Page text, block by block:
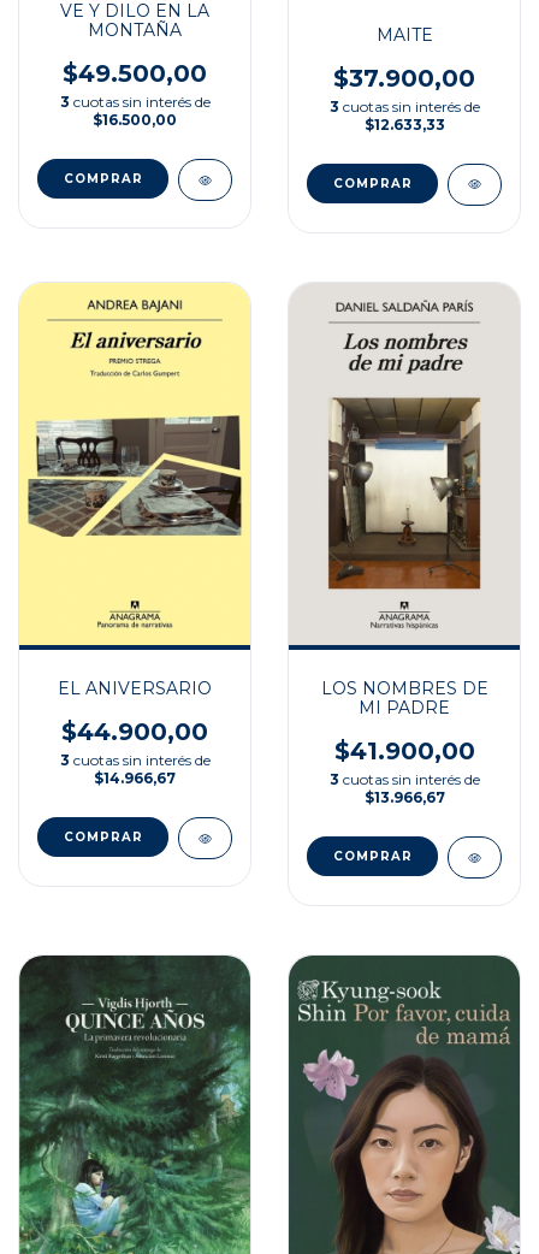
VE Y DILO EN LA
MONTAÑA
$49.500,00
3 cuotas sin interés de
$16.500,00
MAITE
$37.900,00
3 cuotas sin interés de
$12.633,33
EL ANIVERSARIO
$44.900,00
3 cuotas sin interés de
$14.966,67
LOS NOMBRES DE
MI PADRE
$41.900,00
3 cuotas sin interés de
$13.966,67